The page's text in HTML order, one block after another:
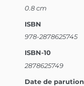
0.8 cm
ISBN
978-2878625745
ISBN-10
2878625749
Date de parution